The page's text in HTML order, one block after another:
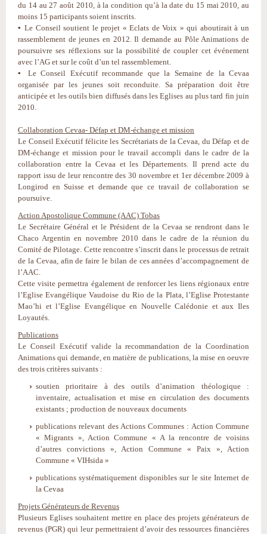
du 14 au 27 août 2010, à la condition qu’à la date du 15 mai 2010, au
moins 15 participants soient inscrits.
▪ Le Conseil soutient le projet « Eclats de Voix » qui aboutirait à un
rassemblement de jeunes en 2012. Il demande au Pôle Animations de
poursuivre ses réflexions sur la possibilité de coupler cet événement
avec l’AG et sur le coût d’un tel rassemblement.
▪ Le Conseil Exécutif recommande que la Semaine de la Cevaa
organisée par les jeunes soit reconduite. Sa préparation doit être
anticipée et les outils bien diffusés dans les Eglises au plus tard fin juin
2010.
Collaboration Cevaa- Défap et DM-échange et mission
Le Conseil Exécutif félicite les Secrétariats de la Cevaa, du Défap et de
DM-échange et mission pour le travail accompli dans le cadre de la
collaboration entre la Cevaa et les Départements. Il prend acte du
rapport issu de leur rencontre des 30 novembre et 1er décembre 2009 à
Longirod en Suisse et demande que ce travail de collaboration se
poursuive.
Action Apostolique Commune (AAC) Tobas
Le Secrétaire Général et le Président de la Cevaa se rendront dans le
Chaco Argentin en novembre 2010 dans le cadre de la réunion du
Comité de Pilotage. Cette rencontre s’inscrit dans le processus de retrait
de la Cevaa, afin de faire le bilan de ces années d’accompagnement de
l’AAC.
Cette visite permettra également de renforcer les liens régionaux entre
l’Eglise Evangélique Vaudoise du Rio de la Plata, l’Eglise Protestante
Mao’hi et l’Eglise Evangélique en Nouvelle Calédonie et aux Iles
Loyautés.
Publications
Le Conseil Exécutif valide la recommandation de la Coordination
Animations qui demande, en matière de publications, la mise en oeuvre
des trois critères suivants :
soutien prioritaire à des outils d’animation théologique :
inventaire, actualisation et mise en circulation des documents
existants ; production de nouveaux documents
publications relevant des Actions Communes : Action Commune
« Migrants », Action Commune « A la rencontre de voisins
d’autres convictions », Action Commune « Paix », Action
Commune « VIHsida »
publications systématiquement disponibles sur le site Internet de
la Cevaa
Projets Générateurs de Revenus
Plusieurs Eglises souhaitent mettre en place des projets générateurs de
revenus (PGR) qui leur permettraient d’avoir des ressources financières